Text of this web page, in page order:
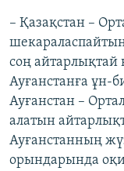
– Қазақстан –
соң айтарлықтай
Ауғанстанға ұн-
Ауғанстан –
алатын
Ауғанстанның
орындарында